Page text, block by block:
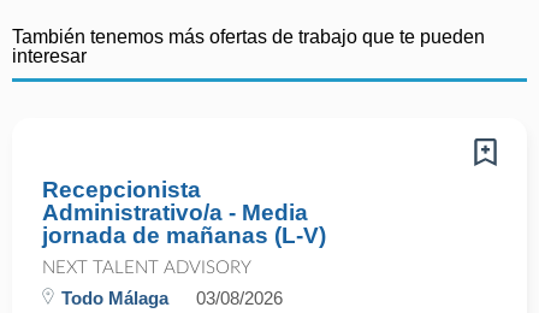
También tenemos más ofertas de trabajo que te pueden
interesar
Recepcionista
Administrativo/a - Media
jornada de mañanas (L-V)
NEXT TALENT ADVISORY
Todo Málaga 03/08/2026